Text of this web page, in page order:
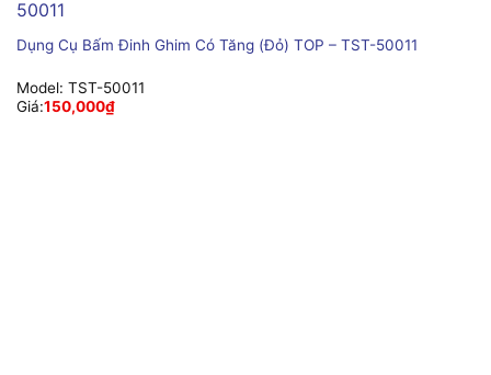
Dụng Cụ Bấm Đinh Ghim Có Tăng (Đỏ) TOP – TST-50011
Model: TST-50011
Giá:150,000₫